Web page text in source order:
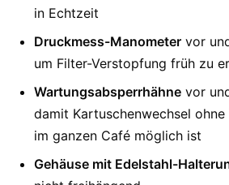
in Echtzeit
Druckmess-Manometer vor
um Filter-Verstopfung früh zu
Wartungsabsperrhähne vor
damit Kartuschenwechsel ohne
im ganzen Café möglich ist
Gehäuse mit Edelstahl-